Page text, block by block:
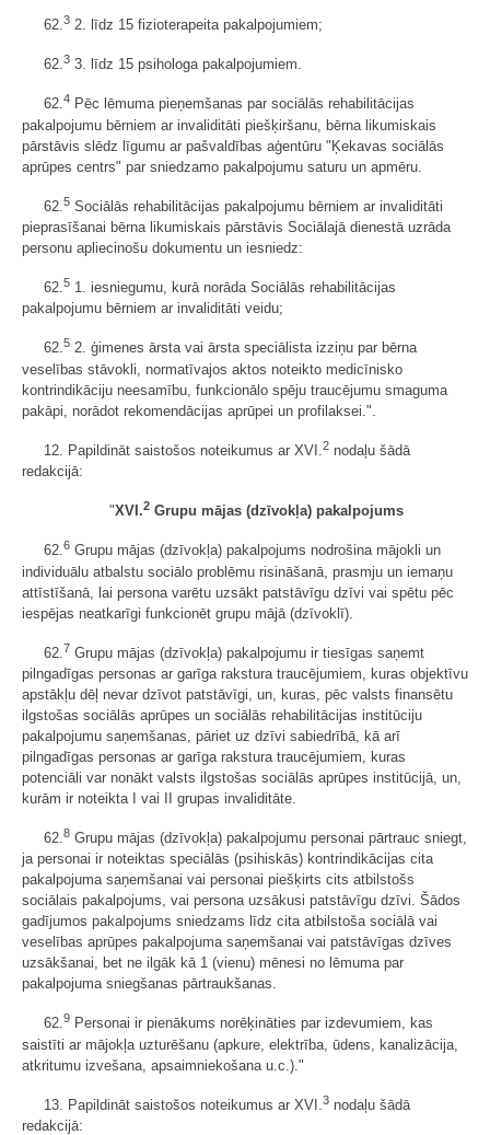
62. 3 2. līdz 15 fizioterapeita pakalpojumiem;
62.3 3. līdz 15 psihologa pakalpojumiem.
62.4 Pēc lēmuma pieņemšanas par sociālās rehabilitācijas
pakalpojumu bērniem ar invaliditāti piešķiršanu, bērna likumiskais
pārstāvis slēdz līgumu ar pašvaldības aģentūru "Ķekavas sociālās
aprūpes centrs" par sniedzamo pakalpojumu saturu un apmēru.
62. 5 Sociālās rehabilitācijas pakalpojumu bērniem ar invaliditāti
pieprasīšanai bērna likumiskais pārstāvis Sociālajā dienestā uzrāda
personu apliecinošu dokumentu un iesniedz:
62.5 1. iesniegumu, kurā norāda Sociālās rehabilitācijas
pakalpojumu bērniem ar invaliditāti veidu;
62.5 2. ģimenes ārsta vai ārsta speciālista izziņu par bērna
veselības stāvokli, normatīvajos aktos noteikto medicīnisko
kontrindikāciju neesamību, funkcionālo spēju traucējumu smaguma
pakāpi, norādot rekomendācijas aprūpei un profilaksei.".
12. Papildināt saistošos noteikumus ar XVI. 2 nodaļu šādā
redakcijā:
"XVI.2Grupu mājas (dzīvokļa) pakalpojums
62.6 Grupu mājas (dzīvokļa) pakalpojums nodrošina mājokli un
individuālu atbalstu sociālo problēmu risināšanā, prasmju un iemaņu
attīstīšanā, lai persona varētu uzsākt patstāvīgu dzīvi vai spētu pēc
iespējas neatkarīgi funkcionēt grupu mājā (dzīvoklī).
62. 7 Grupu mājas (dzīvokļa) pakalpojumu ir tiesīgas saņemt
pilngadīgas personas ar garīga rakstura traucējumiem, kuras objektīvu
apstākļu dēļ nevar dzīvot patstāvīgi, un, kuras, pēc valsts finansētu
ilgstošas sociālās aprūpes un sociālās rehabilitācijas institūciju
pakalpojumu saņemšanas, pāriet uz dzīvi sabiedrībā, kā arī
pilngadīgas personas ar garīga rakstura traucējumiem, kuras
potenciāli var nonākt valsts ilgstošas sociālās aprūpes institūcijā, un,
kurām ir noteikta I vai II grupas invaliditāte.
62.8 Grupu mājas (dzīvokļa) pakalpojumu personai pārtrauc sniegt,
ja personai ir noteiktas speciālās (psihiskās) kontrindikācijas cita
pakalpojuma saņemšanai vai personai piešķirts cits atbilstošs
sociālais pakalpojums, vai persona uzsākusi patstāvīgu dzīvi. Šādos
gadījumos pakalpojums sniedzams līdz cita atbilstoša sociālā vai
veselības aprūpes pakalpojuma saņemšanai vai patstāvīgas dzīves
uzsākšanai, bet ne ilgāk kā 1 (vienu) mēnesi no lēmuma par
pakalpojuma sniegšanas pārtraukšanas.
62.9 Personai ir pienākums norēķināties par izdevumiem, kas
saistīti ar mājokļa uzturēšanu (apkure, elektrība, ūdens, kanalizācija,
atkritumu izvešana, apsaimniekošana u.c.)."
13. Papildināt saistošos noteikumus ar XVI. 3 nodaļu šādā
redakcijā: